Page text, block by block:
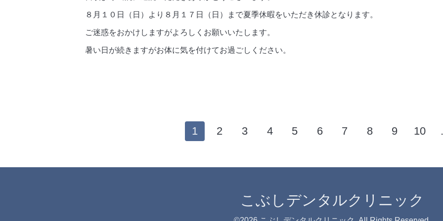
８月１０日（日）より８月１７日（日）まで夏季休暇をいただき休診となります。
ご迷惑をおかけしますがよろしくお願いいたします。
暑い日が続きますがお体に気を付けてお過ごしください。
1 2 3 4 5 6 7 8 9 10
こぶしデンタルクリニック